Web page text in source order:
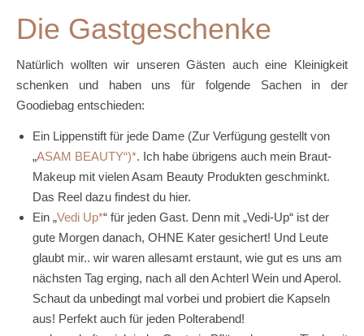
Die Gastgeschenke
Natürlich wollten wir unseren Gästen auch eine Kleinigkeit
schenken und haben uns für folgende Sachen in der
Goodiebag entschieden:
Ein Lippenstift für jede Dame (Zur Verfügung gestellt von
„ASAM BEAUTY“) . Ich habe übrigens auch mein Braut-
Makeup mit vielen Asam Beauty Produkten geschminkt.
Das Reel dazu findest du hier.
Ein „Vedi Up “ für jeden Gast. Denn mit „Vedi-Up“ ist der
gute Morgen danach, OHNE Kater gesichert! Und Leute
glaubt mir.. wir waren allesamt erstaunt, wie gut es uns am
nächsten Tag erging, nach all den Achterl Wein und Aperol.
Schaut da unbedingt mal vorbei und probiert die Kapseln
aus! Perfekt auch für jeden Polterabend!